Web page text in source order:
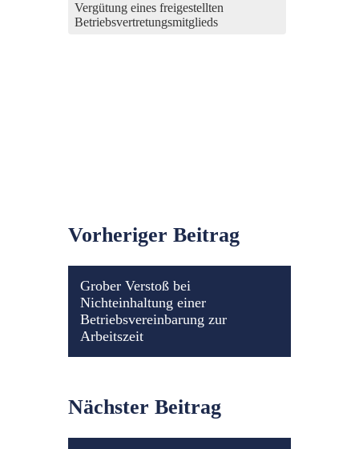
Vergütung eines freigestellten
Betriebsvertretungsmitglieds
Vorheriger Beitrag
Grober Verstoß bei
Nichteinhaltung einer
Betriebsvereinbarung zur
Arbeitszeit
Nächster Beitrag